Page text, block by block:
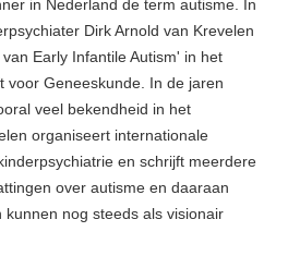
in Nederland de term autisme. In
Dirk Arnold van Krevelen
van Early Infantile Autism' in het
voor Geneeskunde. In de jaren
veel bekendheid in het
organiseert internationale
en schrijft meerdere
over autisme en daaraan
kunnen nog steeds als visionair